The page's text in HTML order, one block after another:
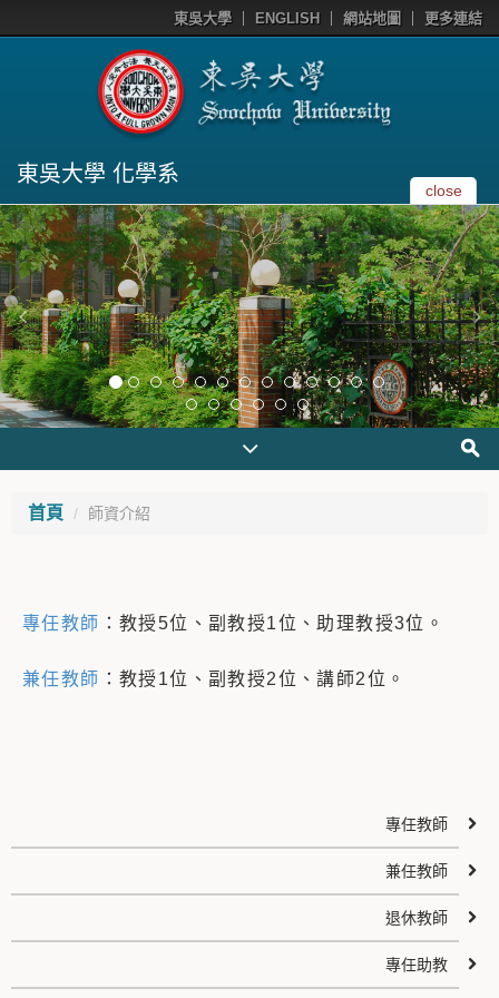
東吳大學 ENGLISH 網站地圖 更多連結
東吳大學 化學系
close
首頁 師資介紹
專任教師 ：教授5位、副教授1位、助理教授3位。
兼任教師 ：教授1位、副教授2位、講師2位。
專任教師
兼任教師
退休教師
專任助教